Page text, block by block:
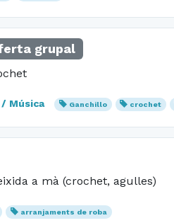
grupal
Música Ganchillo crochet
a mà (crochet, agulles)
arranjaments de roba